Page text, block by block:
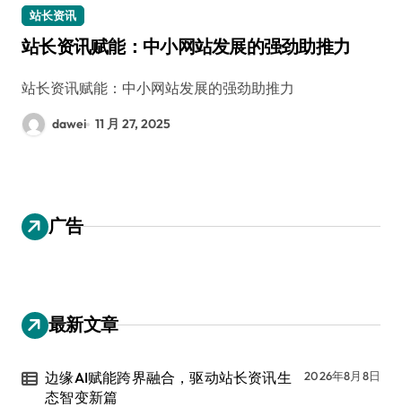
站长资讯
站长资讯赋能：中小网站发展的强劲助推力
站长资讯赋能：中小网站发展的强劲助推力
dawei 11 月 27, 2025
广告
最新文章
边缘AI赋能跨界融合，驱动站长资讯生
态智变新篇
2026年8月8日